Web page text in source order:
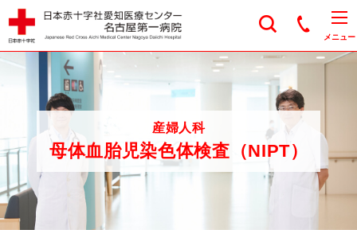
メニュー
産婦人科
母体血胎児染色体検査（NIPT）